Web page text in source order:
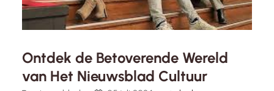
Ontdek de Betoverende Wereld
van Het Nieuwsblad Cultuur